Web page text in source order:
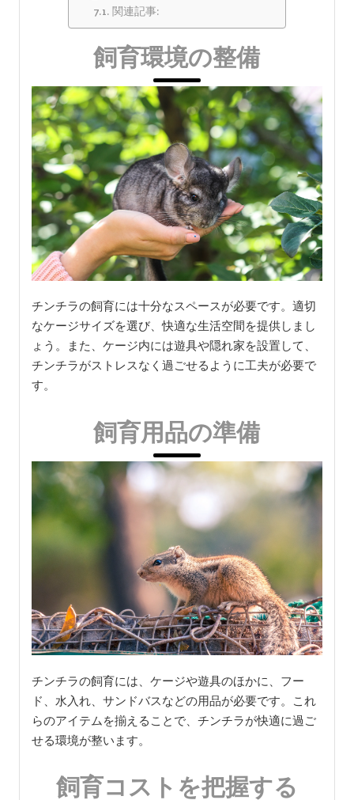
関連記事:
飼育環境の整備
チンチラの飼育には十分なスペースが必要です。適切
なケージサイズを選び、快適な生活空間を提供しまし
ょう。また、ケージ内には遊具や隠れ家を設置して、
チンチラがストレスなく過ごせるように工夫が必要で
す。
飼育用品の準備
チンチラの飼育には、ケージや遊具のほかに、フー
ド、水入れ、サンドバスなどの用品が必要です。これ
らのアイテムを揃えることで、チンチラが快適に過ご
せる環境が整います。
飼育コストを把握する